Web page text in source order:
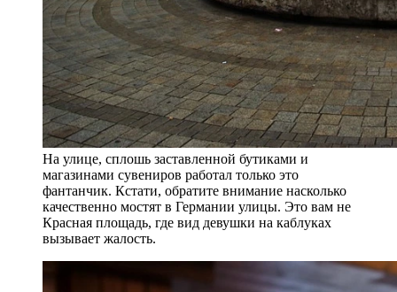
На улице, сплошь заставленной бутиками и
магазинами сувениров работал только это
фантанчик. Кстати, обратите внимание насколько
качественно мостят в Германии улицы. Это вам не
Красная площадь, где вид девушки на каблуках
вызывает жалость.